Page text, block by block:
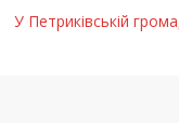
У Петриківській